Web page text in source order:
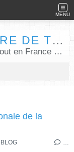
MENU
FRATERNITÉ : L'AFFAIRE DE TOUS !
Ensemble, le 4 février, célébrons partout en France la Journée internationale de la fraternité humaine !
…